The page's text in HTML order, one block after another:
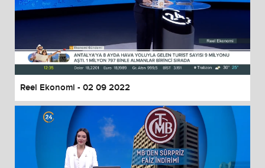
Reel Ekonomi - 02 09 2022